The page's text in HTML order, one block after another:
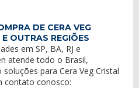
DE CERA VEG
OUTRAS REGIÕES
em SP, BA, RJ e
atende todo o Brasil,
para Cera Veg Cristal
contato conosco: